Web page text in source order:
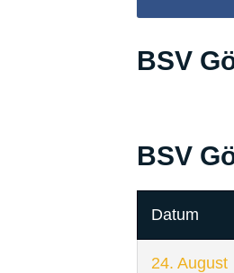
BSV
BSV
Datum
24. August